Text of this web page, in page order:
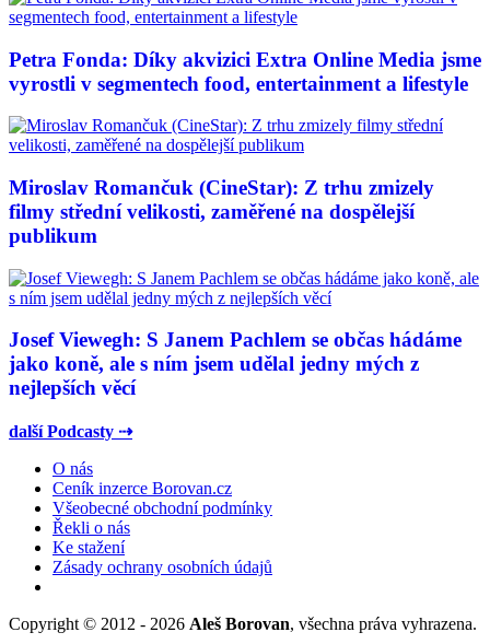
Petra Fonda: Díky akvizici Extra Online Media jsme
vyrostli v segmentech food, entertainment a lifestyle
Miroslav Romančuk (CineStar): Z trhu zmizely
filmy střední velikosti, zaměřené na dospělejší
publikum
Josef Viewegh: S Janem Pachlem se občas hádáme
jako koně, ale s ním jsem udělal jedny mých z
nejlepších věcí
další Podcasty ⇢
O nás
Ceník inzerce Borovan.cz
Všeobecné obchodní podmínky
Řekli o nás
Ke stažení
Zásady ochrany osobních údajů
Copyright © 2012 - 2026 Aleš Borovan, všechna práva vyhrazena.